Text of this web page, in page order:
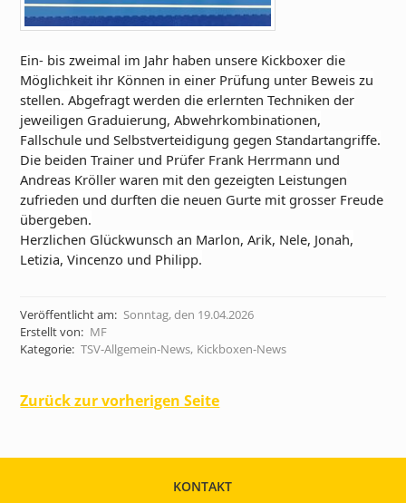
Ein- bis zweimal im Jahr haben unsere Kickboxer die
Möglichkeit ihr Können in einer Prüfung unter Beweis zu
stellen. Abgefragt werden die erlernten Techniken der
jeweiligen Graduierung, Abwehrkombinationen,
Fallschule und Selbstverteidigung gegen Standartangriffe.
Die beiden Trainer und Prüfer Frank Herrmann und
Andreas Kröller waren mit den gezeigten Leistungen
zufrieden und durften die neuen Gurte mit grosser Freude
übergeben.
Herzlichen Glückwunsch an Marlon, Arik, Nele, Jonah,
Letizia, Vincenzo und Philipp.
Veröffentlicht am: Sonntag, den 19.04.2026
Erstellt von: MF
Kategorie: TSV-Allgemein-News, Kickboxen-News
Zurück zur vorherigen Seite
KONTAKT